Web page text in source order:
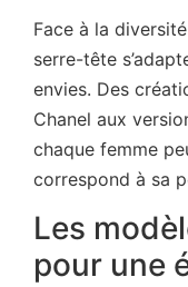
Face à la
serre-tête
envies. Des
Chanel aux
chaque femme
correspond à sa
Les
pour une